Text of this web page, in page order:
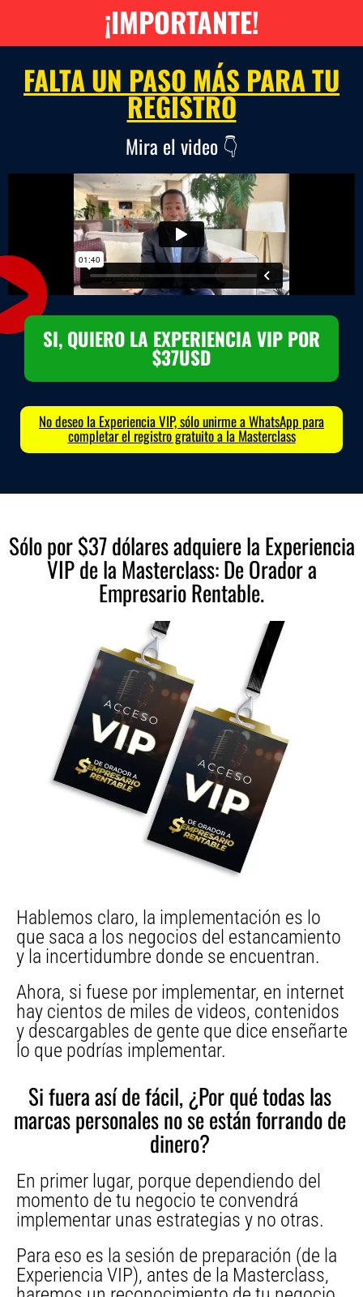
¡IMPORTANTE!
FALTA UN PASO MÁS PARA TU
REGISTRO
Mira el video 👇​
SI, QUIERO LA EXPERIENCIA VIP POR
$37USD
No deseo la Experiencia VIP, sólo unirme a WhatsApp para
completar el registro gratuito a la Masterclass
Sólo por $37 dólares adquiere la Experiencia
VIP de la Masterclass: De Orador a
Empresario Rentable.
Hablemos claro, la implementación es lo
que saca a los negocios del estancamiento
y la incertidumbre donde se encuentran.
Ahora, si fuese por implementar, en internet
hay cientos de miles de videos, contenidos
y descargables de gente que dice enseñarte
lo que podrías implementar.
Si fuera así de fácil, ¿Por qué todas las
marcas personales no se están forrando de
dinero?
En primer lugar, porque dependiendo del
momento de tu negocio te convendrá
implementar unas estrategias y no otras.
Para eso es la sesión de preparación (de la
Experiencia VIP), antes de la Masterclass,